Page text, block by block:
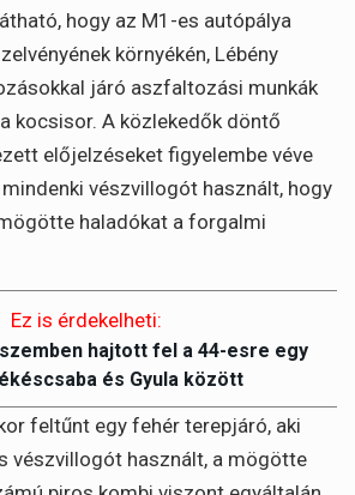
hogy az M1-es autópálya
környékén, Lébény
járó aszfaltozási munkák
kocsisor. A közlekedők döntő
előjelzéseket figyelembe véve
vészvillogót használt, hogy
haladókat a forgalmi
Ez is érdekelheti:
hajtott fel a 44-esre egy
és Gyula között
feltűnt egy fehér terepjáró, aki
vészvillogót használt, a mögötte